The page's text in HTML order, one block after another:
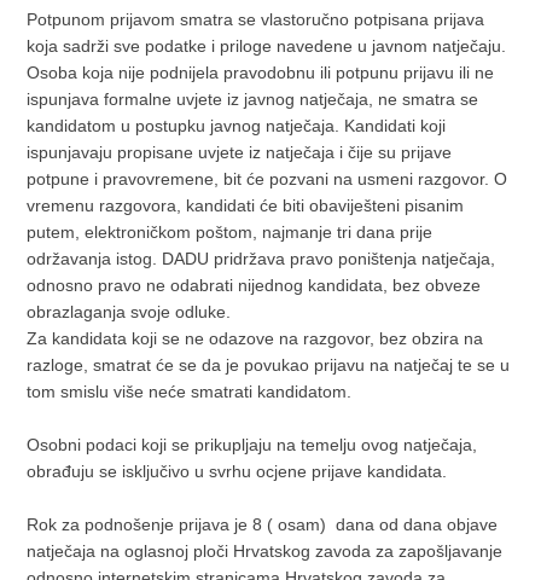
Potpunom prijavom smatra se vlastoručno potpisana prijava
koja sadrži sve podatke i priloge navedene u javnom natječaju.
Osoba koja nije podnijela pravodobnu ili potpunu prijavu ili ne
ispunjava formalne uvjete iz javnog natječaja, ne smatra se
kandidatom u postupku javnog natječaja. Kandidati koji
ispunjavaju propisane uvjete iz natječaja i čije su prijave
potpune i pravovremene, bit će pozvani na usmeni razgovor. O
vremenu razgovora, kandidati će biti obaviješteni pisanim
putem, elektroničkom poštom, najmanje tri dana prije
održavanja istog. DADU pridržava pravo poništenja natječaja,
odnosno pravo ne odabrati nijednog kandidata, bez obveze
obrazlaganja svoje odluke.
Za kandidata koji se ne odazove na razgovor, bez obzira na
razloge, smatrat će se da je povukao prijavu na natječaj te se u
tom smislu više neće smatrati kandidatom.
Osobni podaci koji se prikupljaju na temelju ovog natječaja,
obrađuju se isključivo u svrhu ocjene prijave kandidata.
Rok za podnošenje prijava je 8 ( osam) dana od dana objave
natječaja na oglasnoj ploči Hrvatskog zavoda za zapošljavanje